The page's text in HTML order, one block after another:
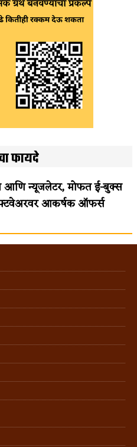
फायदे
आणि न्यूजलेटर, मोफत ई-बुक्स
आकर्षक ऑफर्स